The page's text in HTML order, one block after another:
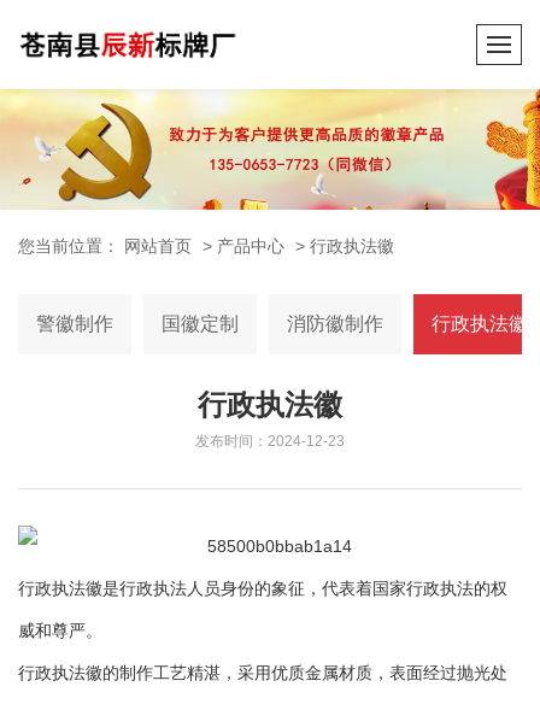
您当前位置： 网站首页 > 产品中心 > 行政执法徽
警徽制作 国徽定制 消防徽制作 行政执法徽
行政执法徽
发布时间：2024-12-23
行政执法徽是行政执法人员身份的象征，代表着国家行政执法的权
威和尊严。
行政执法徽的制作工艺精湛，采用优质金属材质，表面经过抛光处